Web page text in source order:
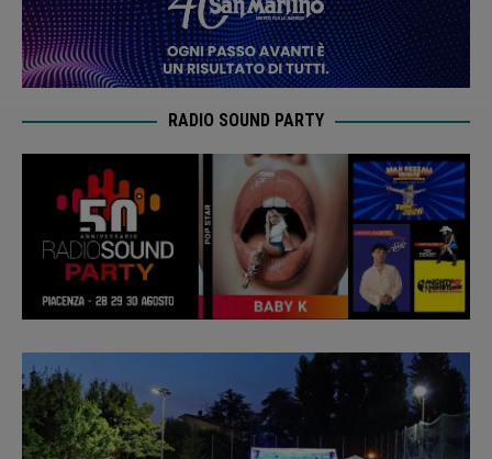
RADIO SOUND PARTY